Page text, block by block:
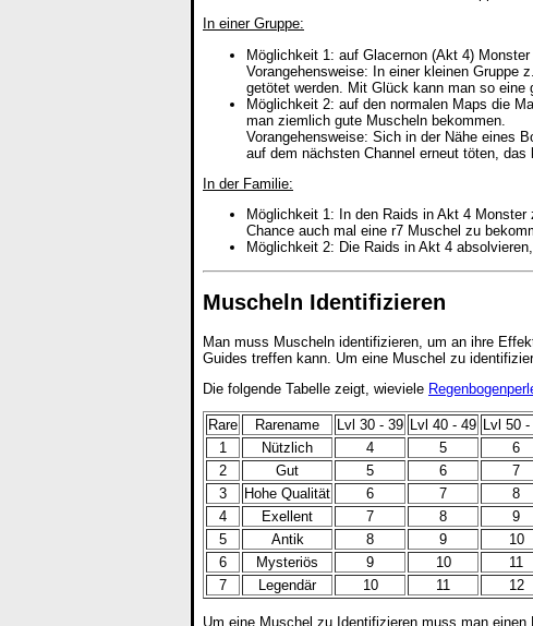
In einer Gruppe:
Möglichkeit 1: auf Glacernon (Akt 4)
Vorangehensweise: In einer kleinen Gruppe
getötet werden. Mit Glück kann man so eine
Möglichkeit 2: auf den normalen Maps die
man ziemlich gute Muscheln bekommen.
Vorangehensweise: Sich in der Nähe eines
auf dem nächsten Channel erneut töten,
In der Familie:
Möglichkeit 1: In den Raids in Akt 4
Chance auch mal eine r7 Muschel zu
Möglichkeit 2: Die Raids in Akt 4
Muscheln Identifizieren
Man muss Muscheln identifizieren, um an ihre
Guides treffen kann. Um eine Muschel zu
Die folgende Tabelle zeigt, wieviele
Rare Rarename Lvl 30 - 39 Lvl 40 - 49 Lvl 50 -
1
Nützlich 4 5 6
2
Gut 5 6 7
3
Hohe Qualität 6 7 8
4
Exellent 7 8 9
5
Antik 8 9 10
6
Mysteriös 9 10 11
7
Legendär 10 11 12
Um eine Muschel zu Identifizieren muss man